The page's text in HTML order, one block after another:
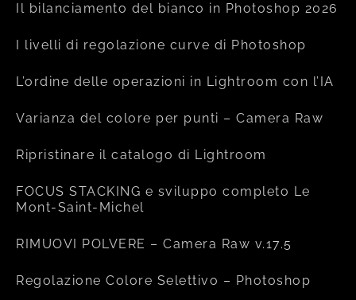
Il bilanciamento del bianco in Photoshop 2026
I livelli di regolazione curve di Photoshop
L’ordine delle operazioni in Lightroom con l’IA
Varianza del colore per punti – Camera Raw
Ripristinare il catalogo di Lightroom
FOCUS STACKING e sviluppo completo Le
Mont-Saint-Michel
RIMUOVI POLVERE – Camera Raw v.17.5
Regolazione Colore Selettivo – Photoshop